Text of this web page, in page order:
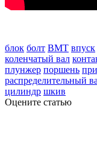
блок болт ВМТ впуск
коленчатый вал
плунжер поршень
распределительный
цилиндр шкив
Оцените статью